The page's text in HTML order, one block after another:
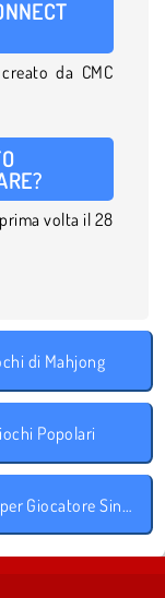
da CMC
volta il 28
di Mahjong
Popolari
Giochi per Giocatore Singolo